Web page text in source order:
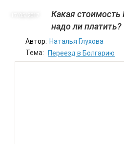
Какая
надо ли платить?
Автор: Наталья Глухова
Тема:
Переезд в Болгарию